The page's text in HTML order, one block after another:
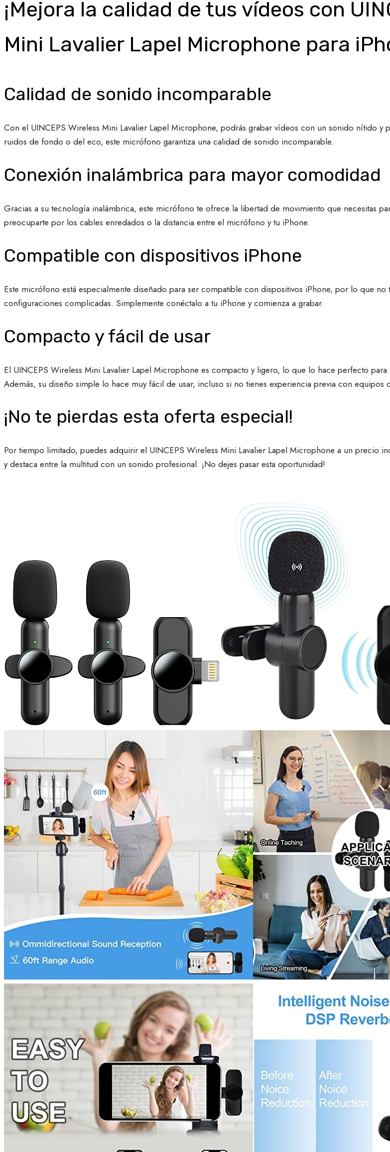
¡Mejora la calidad de tus vídeos con
Mini Lavalier Lapel Microphone para
Calidad de sonido incomparable
Con el UINCEPS Wireless Mini Lavalier Lapel Microphone, podrás grabar vídeos con un sonido nítido y
ruidos de fondo o del eco, este micrófono garantiza una calidad de sonido incomparable.
Conexión inalámbrica para mayor comodidad
Gracias a su tecnología inalámbrica, este micrófono te ofrece la libertad de movimiento que necesitas
preocuparte por los cables enredados o la distancia entre el micrófono y tu iPhone.
Compatible con dispositivos iPhone
Este micrófono está especialmente diseñado para ser compatible con dispositivos iPhone, por lo que
configuraciones complicadas. Simplemente conéctalo a tu iPhone y comienza a grabar.
Compacto y fácil de usar
El UINCEPS Wireless Mini Lavalier Lapel Microphone es compacto y ligero, lo que lo hace perfecto
Además, su diseño simple lo hace muy fácil de usar, incluso si no tienes experiencia previa con equipos
¡No te pierdas esta oferta especial!
Por tiempo limitado, puedes adquirir el UINCEPS Wireless Mini Lavalier Lapel Microphone a un precio
y destaca entre la multitud con un sonido profesional. ¡No dejes pasar esta oportunidad!